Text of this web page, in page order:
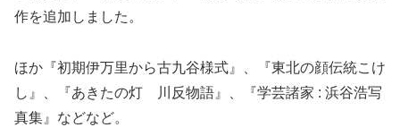
作を追加しました。
ほか『初期伊万里から古九谷様式』、『東北の顔伝統こけ
し』、『あきたの灯 川反物語』、『学芸諸家 : 浜谷浩写
真集』などなど。